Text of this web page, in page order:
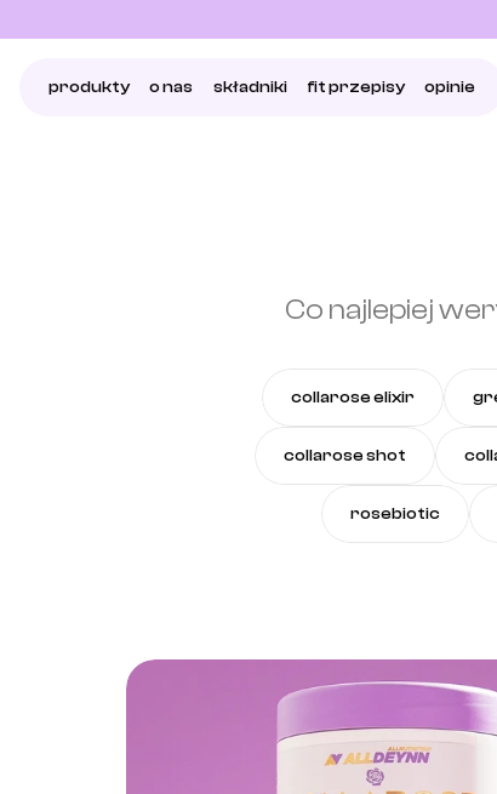
produkty o nas składniki fit przepisy opinie
Co najlepiej
collarose elixir
collarose shot
rosebiotic